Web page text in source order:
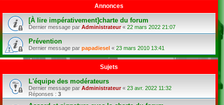
Annonces
[À lire impérativement]charte du forum
Dernier message par Administrateur« 22 mars 2022 21:07
Prévention
Dernier message par papadiesel « 23 mars 2010 13:41
Sujets
L'équipe des modérateurs
Dernier message par Administrateur« 23 avr. 2022 11:32
Réponses : 3